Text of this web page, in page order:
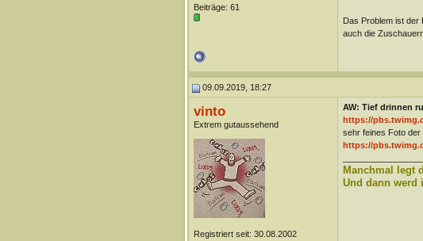
Beiträge: 61
Das Problem ist der
auch die
09.09.2019, 18:27
vinto
Extrem gutaussehend
Registriert seit: 30.08.2002
AW: Tief drinnen
https://
sehr feines Foto der
https://
Manchmal legt
Und dann werd